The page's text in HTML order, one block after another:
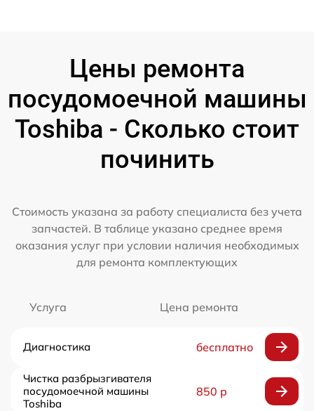
Цены ремонта
посудомоечной машины
Toshiba - Сколько стоит
починить
Стоимость указана за работу специалиста без учета
запчастей. В таблице указано среднее время
оказания услуг при условии наличия необходимых
для ремонта комплектующих
Услуга Цена ремонта
Диагностика бесплатно
Чистка разбрызгивателя
посудомоечной машины
Toshiba
850 р